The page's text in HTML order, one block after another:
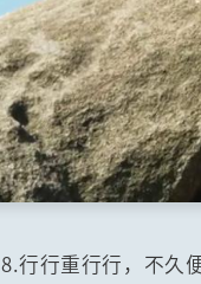
8.行行重行行，不久